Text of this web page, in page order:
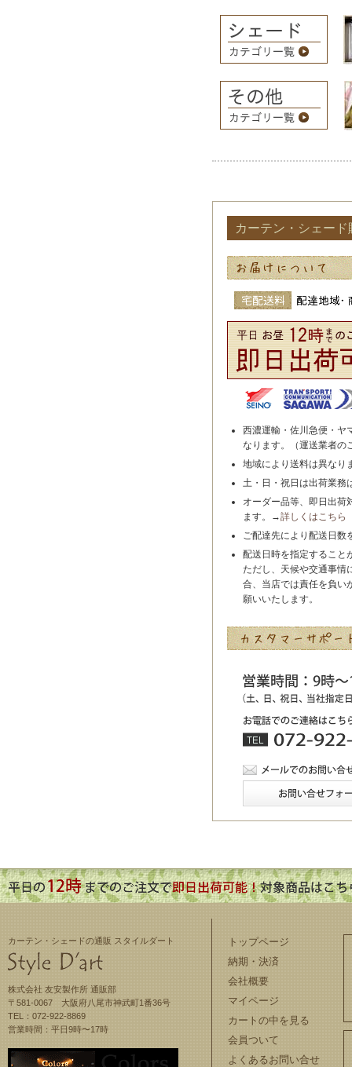
カーテン・シェー
西濃運輸・佐川急便・ヤ
なります。（運送業者の
地域により送料は異なり
土・日・祝日は出荷業務
オーダー品等、即日出荷
ます。→詳しくはこちら
ご配達先により配送日数
配送日時を指定すること
ただし、天候や交通事情
合、当店では責任を負い
願いいたします。
カーテン・シェードの通販 スタイルダート
株式会社 友安製作所 通販部
〒581-0067 大阪府八尾市神武町1番36号
TEL：072-922-8869
営業時間：平日9時〜17時
トップページ
納期・決済
会社概要
マイページ
カートの中を見る
会員ついて
よくあるお問い合せ